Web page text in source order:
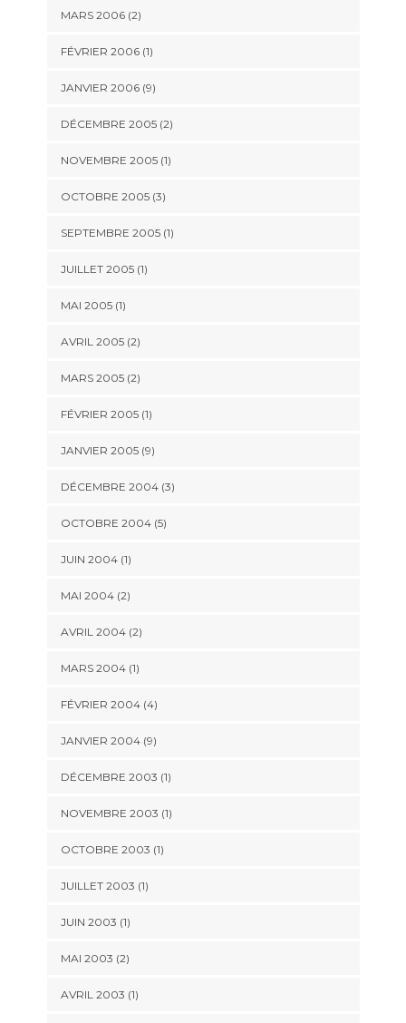
MARS 2006 (2)
FÉVRIER 2006 (1)
JANVIER 2006 (9)
DÉCEMBRE 2005 (2)
NOVEMBRE 2005 (1)
OCTOBRE 2005 (3)
SEPTEMBRE 2005 (1)
JUILLET 2005 (1)
MAI 2005 (1)
AVRIL 2005 (2)
MARS 2005 (2)
FÉVRIER 2005 (1)
JANVIER 2005 (9)
DÉCEMBRE 2004 (3)
OCTOBRE 2004 (5)
JUIN 2004 (1)
MAI 2004 (2)
AVRIL 2004 (2)
MARS 2004 (1)
FÉVRIER 2004 (4)
JANVIER 2004 (9)
DÉCEMBRE 2003 (1)
NOVEMBRE 2003 (1)
OCTOBRE 2003 (1)
JUILLET 2003 (1)
JUIN 2003 (1)
MAI 2003 (2)
AVRIL 2003 (1)